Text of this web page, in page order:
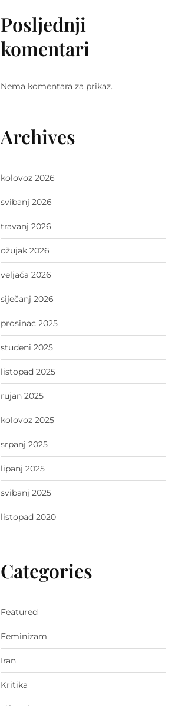
Posljednji
komentari
Nema komentara za prikaz.
Archives
kolovoz 2026
svibanj 2026
travanj 2026
ožujak 2026
veljača 2026
siječanj 2026
prosinac 2025
studeni 2025
listopad 2025
rujan 2025
kolovoz 2025
srpanj 2025
lipanj 2025
svibanj 2025
listopad 2020
Categories
Featured
Feminizam
Iran
Kritika